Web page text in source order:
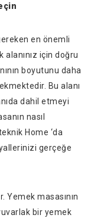
en önemli
için doğru
boyutunu daha
Bu alanı
dahil etmeyi
nasıl
Home ‘da
gerçeğe
Yemek masasının
bir yemek